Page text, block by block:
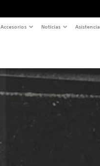
Accesorios Noticias Asistencia